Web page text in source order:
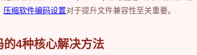
压缩软件编码设置对于提升文件兼容性至关重要。
4种核心解决方法